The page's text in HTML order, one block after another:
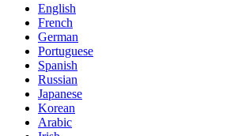
English
French
German
Portuguese
Spanish
Russian
Japanese
Korean
Arabic